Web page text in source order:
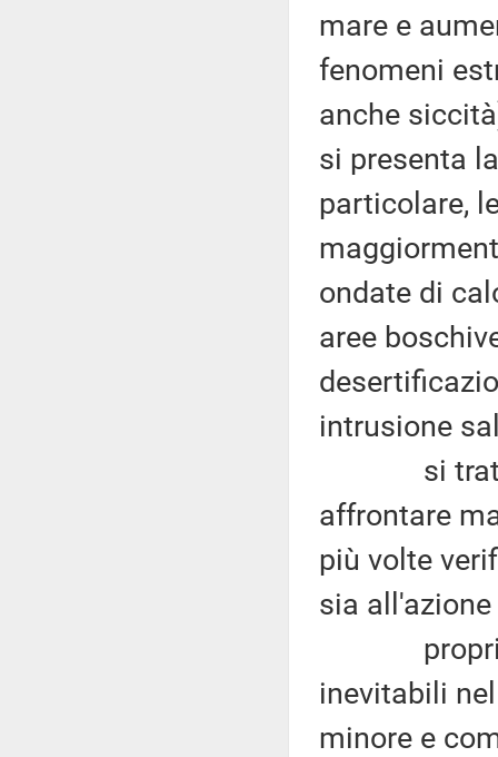
mare e
fenomeni
anche
si presenta
particolare,
ondate di
aree
intrusione
si tratta
affrontare
più volte
sia
proprio in
inevitabili
minore e